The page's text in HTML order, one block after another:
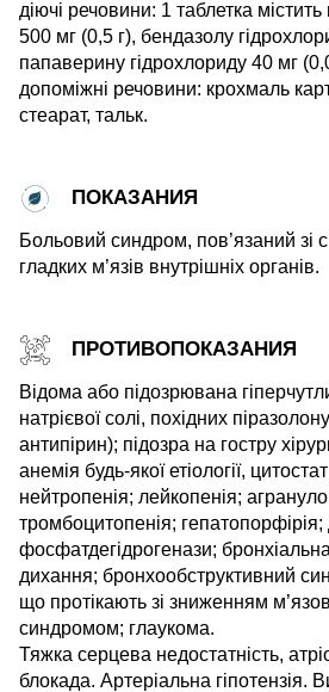
діючі речовини: 1 таблетка
500 мг (0,5 г), бендазолу
папаверину гідрохлориду 40 мг
допоміжні речовини: крохмаль
стеарат, тальк.
ПОКАЗАНИЯ
Больовий синдром, пов’язаний зі
гладких м’язів внутрішніх органів.
ПРОТИВОПОКАЗАНИЯ
Відома або підозрювана
натрієвої солі, похідних
антипірин); підозра на гостру
анемія будь-якої етіології,
нейтропенія; лейкопенія;
тромбоцитопенія;
фосфатдегідрогенази;
дихання; бронхообструктивний
що протікають зі зниженням
синдромом; глаукома.
Тяжка серцева недостатність,
блокада. Артеріальна гіпотензія.